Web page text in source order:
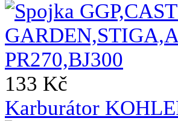
133 Kč
Karburátor